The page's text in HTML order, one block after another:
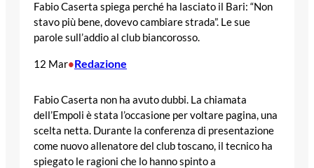
Fabio Caserta spiega perché ha lasciato il Bari: “Non
stavo più bene, dovevo cambiare strada”. Le sue
parole sull’addio al club biancorosso.
12 Mar•Redazione
Fabio Caserta non ha avuto dubbi. La chiamata
dell’Empoli è stata l’occasione per voltare pagina, una
scelta netta. Durante la conferenza di presentazione
come nuovo allenatore del club toscano, il tecnico ha
spiegato le ragioni che lo hanno spinto a